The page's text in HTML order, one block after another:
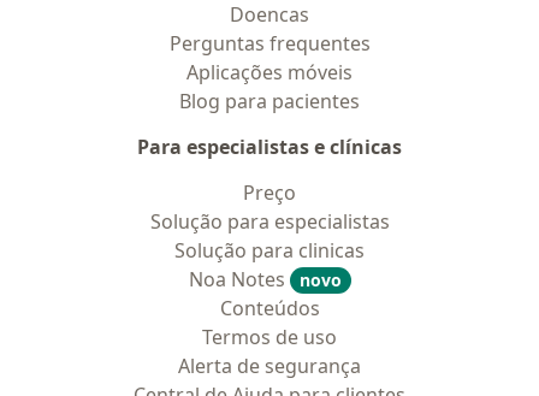
Doencas
Perguntas frequentes
Aplicações móveis
Blog para pacientes
Para especialistas e clínicas
Preço
Solução para especialistas
Solução para clinicas
Noa Notes
novo
Conteúdos
Termos de uso
Alerta de segurança